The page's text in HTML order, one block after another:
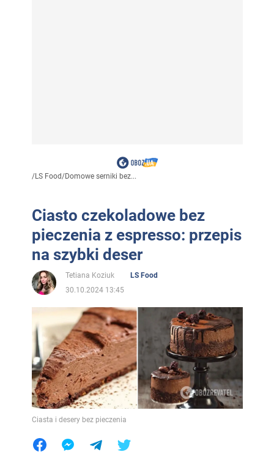
/LS Food/Domowe serniki bez...
Ciasto czekoladowe bez
pieczenia z espresso: przepis
na szybki deser
Tetiana Koziuk
LS Food
30.10.2024 13:45
Ciasta i desery bez pieczenia